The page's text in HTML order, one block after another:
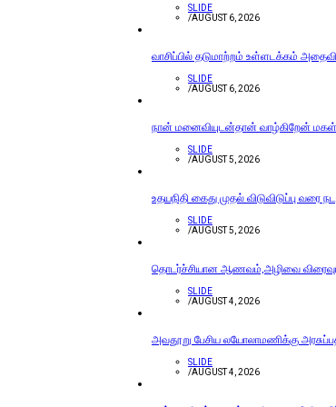
SLIDE
/AUGUST 6, 2026
வாசிப்பில் தடுமாற்றம் உள்ளடக்கம்
SLIDE
/AUGUST 6, 2026
நான் மனைவியுடன்தான் வாழ்கிறேன் மகள்
SLIDE
/AUGUST 5, 2026
உதயநிதி கைது முதல் விடுவிடுப்பு
SLIDE
/AUGUST 5, 2026
தொடர்ச்சியான ஆணவம்,அழிவை
SLIDE
/AUGUST 4, 2026
அவதூறு பேசிய லயோலாமணிக்கு
SLIDE
/AUGUST 4, 2026